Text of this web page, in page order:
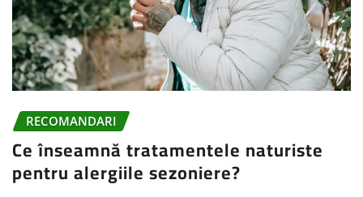
RECOMANDARI
Ce înseamnă tratamentele naturiste
pentru alergiile sezoniere?